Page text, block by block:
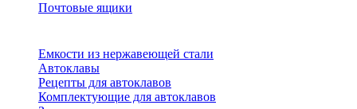
Почтовые ящики
Емкости из нержавеющей стали
Автоклавы
Рецепты для автоклавов
Комплектующие для автоклавов